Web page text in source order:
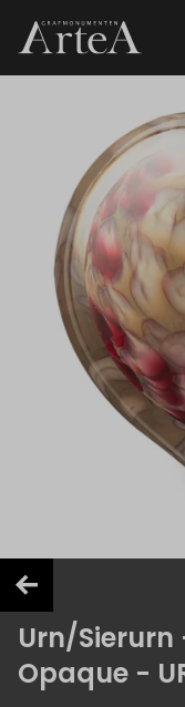
Urn/
Opaque -